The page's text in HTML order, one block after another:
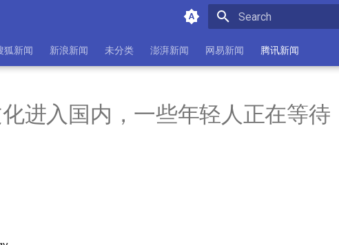
狐新闻 新浪新闻 未分类 澎湃新闻 网易新闻 腾讯新闻
进入国内，一些年轻人正在等待